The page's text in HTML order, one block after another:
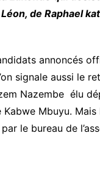
de Raphael
annoncés
signale aussi le
Nazembe élu
Mbuyu.
le bureau de